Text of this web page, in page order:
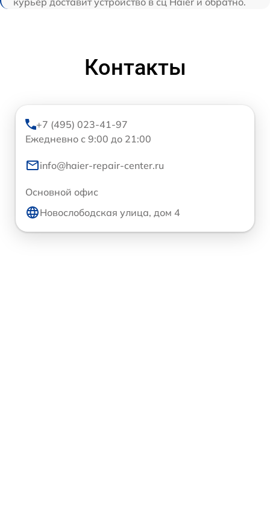
Контакты
+7 (495) 023-41-97
Ежедневно с 9:00 до 21:00
info@haier-repair-center.ru
Основной офис
Новослободская улица, дом 4